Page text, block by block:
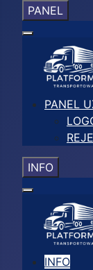
PANEL
PANEL
INFO
INFO